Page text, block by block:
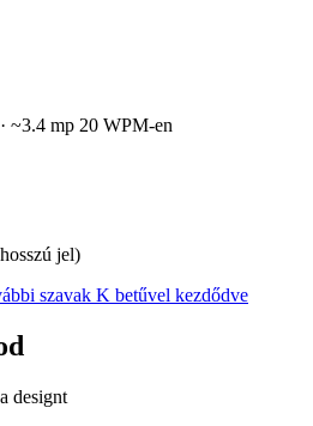
~3.4 mp 20 WPM-en
jel)
szavak K betűvel kezdődve
designt